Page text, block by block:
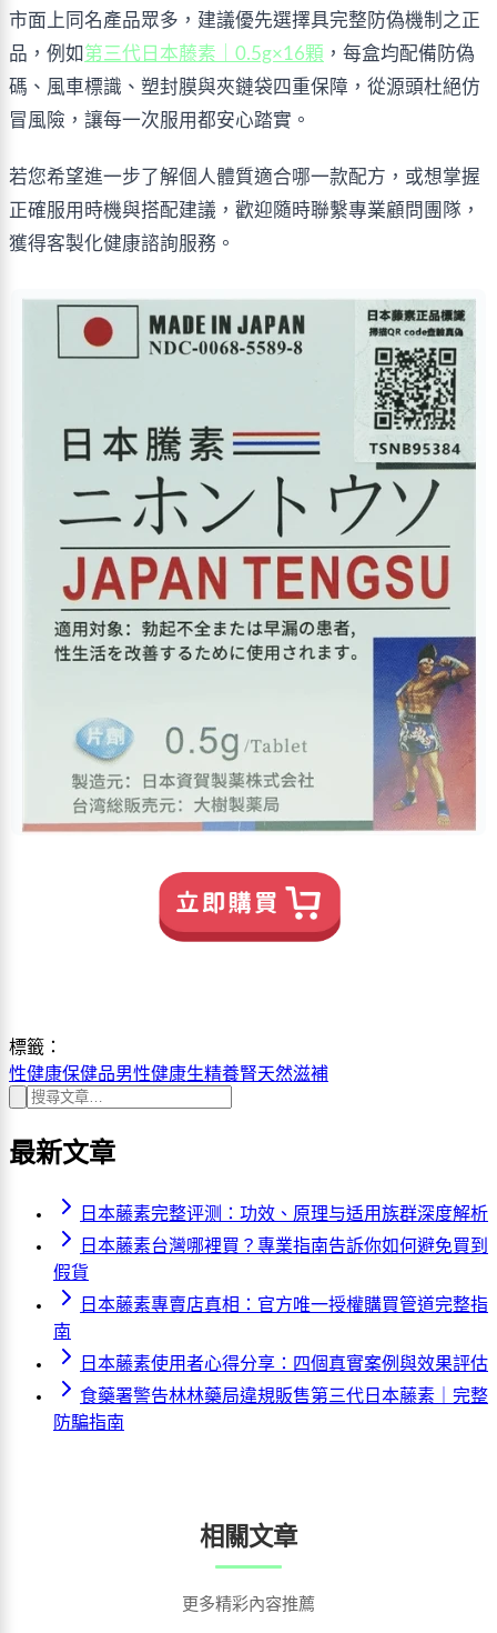
市面上同名產品眾多，建議優先選擇具完整防偽機制之正
品，例如 第三代日本藤素｜0.5g×16顆 ，每盒均配備防偽
碼、風車標識、塑封膜與夾鏈袋四重保障，從源頭杜絕仿
冒風險，讓每一次服用都安心踏實。
若您希望進一步了解個人體質適合哪一款配方，或想掌握
正確服用時機與搭配建議，歡迎隨時聯繫專業顧問團隊，
獲得客製化健康諮詢服務。
標籤：
性健康保健品男性健康生精養腎天然滋補
最新文章
日本藤素完整评测：功效、原理与适用族群深度解析
日本藤素台灣哪裡買？專業指南告訴你如何避免買到
假貨
日本藤素專賣店真相：官方唯一授權購買管道完整指
南
日本藤素使用者心得分享：四個真實案例與效果評估
食藥署警告林林藥局違規販售第三代日本藤素｜完整
防騙指南
相關文章
更多精彩內容推薦